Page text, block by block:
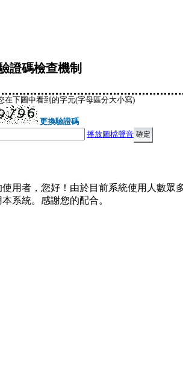
證碼檢查機制
在下圖中看到的字元(字母區分大小寫)
更換驗證碼
播放圖檔聲音
使用者，您好！由於目前系統使用人數眾
系統。感謝您的配合。